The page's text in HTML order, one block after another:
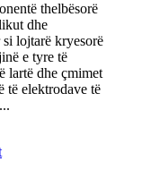
thelbësorë
dhe
lojtarë kryesorë
e tyre të
lartë dhe çmimet
të elektrodave të